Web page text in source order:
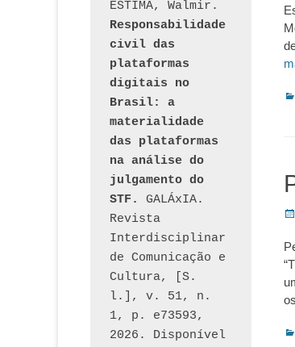
Responsabilidade
civil das
plataformas
digitais no
Brasil: a
materialidade
das plataformas
na análise do
julgamento do
STF.
GALÁxIA.
Revista
Interdisciplinar
de Comunicação e
Cultura, [S.
l.], v. 51, n.
1, p. e73593,
2026. Disponível